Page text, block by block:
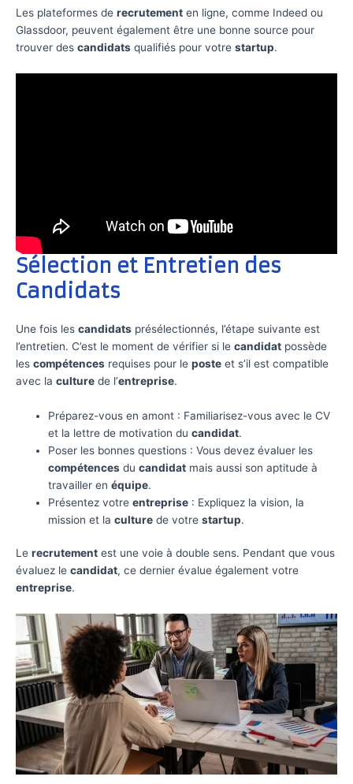
Les plateformes de recrutement en ligne, comme Indeed ou
Glassdoor, peuvent également être une bonne source pour
trouver des candidats qualifiés pour votre startup.
Sélection et Entretien des
Candidats
Une fois les candidats présélectionnés, l’étape suivante est
l’entretien. C’est le moment de vérifier si le candidat possède
les compétences requises pour le poste et s’il est compatible
avec la culture de l’entreprise.
Préparez-vous en amont : Familiarisez-vous avec le CV
et la lettre de motivation ducandidat.
Poser les bonnes questions : Vous devez évaluer les
compétences ducandidat mais aussi son aptitude à
travailler enéquipe.
Présentez votreentreprise : Expliquez la vision, la
mission et laculture de votrestartup.
Le recrutement est une voie à double sens. Pendant que vous
évaluez le candidat, ce dernier évalue également votre
entreprise.